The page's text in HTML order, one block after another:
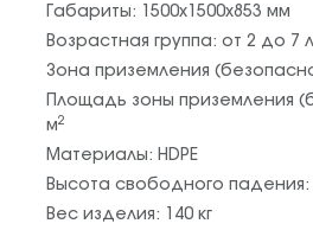
Габариты: 1500х1500х853 мм
Возрастная группа: от 2 до 7
Зона приземления
Площадь зоны приземления
м2
Материалы: HDPE
Высота свободного падения:
Вес изделия:
140 кг